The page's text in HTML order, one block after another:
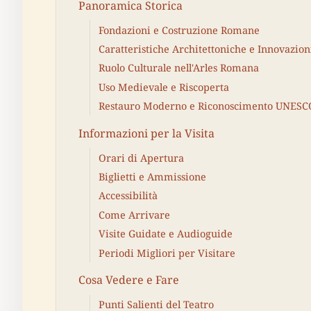
Panoramica Storica
Fondazioni e Costruzione Romane
Caratteristiche Architettoniche e
Ruolo Culturale nell'Arles Romana
Uso Medievale e Riscoperta
Restauro Moderno e Riconoscimento
Informazioni per la Visita
Orari di Apertura
Biglietti e Ammissione
Accessibilità
Come Arrivare
Visite Guidate e Audioguide
Periodi Migliori per Visitare
Cosa Vedere e Fare
Punti Salienti del Teatro